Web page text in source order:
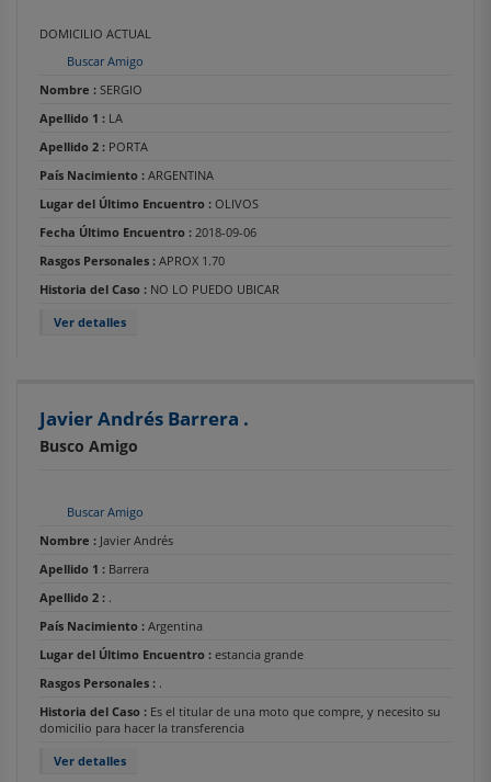
DOMICILIO ACTUAL
Buscar Amigo
Nombre : SERGIO
Apellido 1 : LA
Apellido 2 : PORTA
País Nacimiento : ARGENTINA
Lugar del Último Encuentro : OLIVOS
Fecha Último Encuentro : 2018-09-06
Rasgos Personales : APROX 1.70
Historia del Caso : NO LO PUEDO UBICAR
Ver detalles
Javier Andrés Barrera .
Busco Amigo
Buscar Amigo
Nombre : Javier Andrés
Apellido 1 : Barrera
Apellido 2 : .
País Nacimiento : Argentina
Lugar del Último Encuentro : estancia grande
Rasgos Personales : .
Historia del Caso : Es el titular de una moto que compre, y necesito su
domicilio para hacer la transferencia
Ver detalles